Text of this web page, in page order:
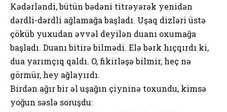
Kədərləndi, bütün bədəni titrəyərək yenidən
dərdli-dərdli ağlamağa başladı. Uşaq dizləri üstə
çöküb yuxudan əvvəl deyilən duanı oxumağa
başladı. Duanı bitirə bilmədi. Elə bərk hıçqırdı ki,
dua yarımçıq qaldı. O, fikirləşə bilmir, heç nə
görmür, hey ağlayırdı.
Birdən ağır bir əl uşağın çiyninə toxundu, kimsə
yoğun səslə soruşdu: